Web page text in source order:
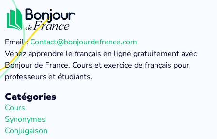
Email :Contact@bonjourdefrance.com
Venez apprendre le français en ligne gratuitement avec
Bonjour de France. Cours et exercice de français pour
professeurs et étudiants.
Catégories
Cours
Synonymes
Conjugaison